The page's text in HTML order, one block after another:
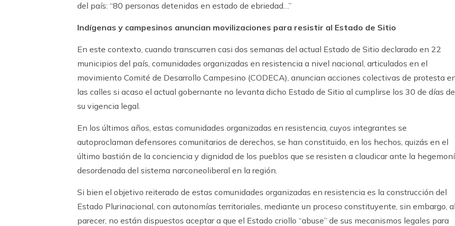
del país: “80 personas detenidas en estado de ebriedad…”
Indígenas y campesinos anuncian movilizaciones para resistir al Estado de Sitio
En este contexto, cuando transcurren casi dos semanas del actual Estado de Sitio declarado en 22
municipios del país, comunidades organizadas en resistencia a nivel nacional, articulados en el
movimiento Comité de Desarrollo Campesino (CODECA), anuncian acciones colectivas de protesta
las calles si acaso el actual gobernante no levanta dicho Estado de Sitio al cumplirse los 30 de días de
su vigencia legal.
En los últimos años, estas comunidades organizadas en resistencia, cuyos integrantes se
autoproclaman defensores comunitarios de derechos, se han constituido, en los hechos, quizás en el
último bastión de la conciencia y dignidad de los pueblos que se resisten a claudicar ante la
desordenada del sistema narconeoliberal en la región.
Si bien el objetivo reiterado de estas comunidades organizadas en resistencia es la construcción del
Estado Plurinacional, con autonomías territoriales, mediante un proceso constituyente, sin embargo, al
parecer, no están dispuestos aceptar a que el Estado criollo “abuse” de sus mecanismos legales para